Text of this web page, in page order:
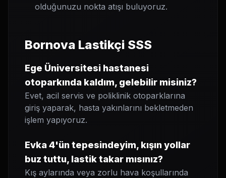
olduğunuzu nokta atışı buluyoruz.
Bornova Lastikçi SSS
Ege Üniversitesi hastanesi
otoparkında kaldım, gelebilir misiniz?
Evet, acil servis ve poliklinik otoparklarına
giriş yaparak, hasta yakınlarını bekletmeden
işlem yapıyoruz.
Evka 4'ün tepesindeyim, kışın yollar
buz tuttu, lastik takar mısınız?
Kış aylarında veya zorlu hava koşullarında